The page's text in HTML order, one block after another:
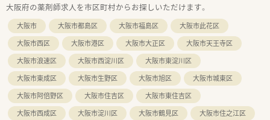
の方！
■長期休暇を取得したい方！夏季休暇・冬季休暇、双方7日間取得
可能です！
＼ こんな会社です ／
■昭和58年設立！門真市と高槻市に2店舗展開している調剤薬局
です。
■本店はコンビニエンスストア併設調剤薬局で、まだあまり見な
いような新しい取り組みをされています。
■社長は薬剤師ではございませんが、店舗に出入りしていらっし
ゃるため、現場へのご理解のある環境です。
大阪府の薬剤師求人を市区町村からお探しいただけます。
大阪市 大阪市都島区 大阪市福島区
大阪市此花区
大阪市西区
大阪市港区 大阪市大正区
大阪市天王寺区
大阪市浪速区
大阪市西淀川区
大阪市東淀川区
大阪市東成区
大阪市生野区 大阪市旭区
大阪市城東区
大阪市阿倍野区
大阪市住吉区
大阪市東住吉区
大阪市西成区
大阪市淀川区 大阪市鶴見区
大阪市住之江区